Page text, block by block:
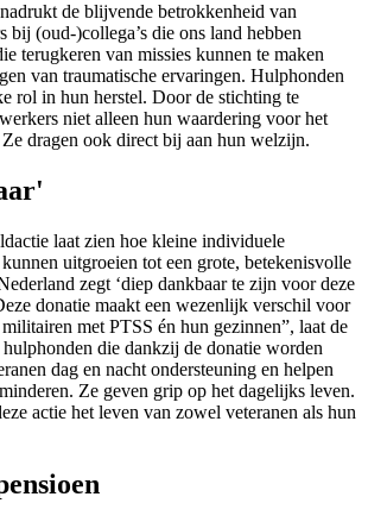
de blijvende betrokkenheid van
bij (oud-)collega’s die ons land hebben
terugkeren van missies kunnen te maken
van traumatische ervaringen. Hulphonden
rol in hun herstel. Door de stichting te
niet alleen hun waardering voor het
dragen ook direct bij aan hun welzijn.
laat zien hoe kleine individuele
uitgroeien tot een grote, betekenisvolle
zegt ‘diep dankbaar te zijn voor deze
donatie maakt een wezenlijk verschil voor
met PTSS én hun gezinnen”, laat de
die dankzij de donatie worden
dag en nacht ondersteuning en helpen
Ze geven grip op het dagelijks leven.
actie het leven van zowel veteranen als hun